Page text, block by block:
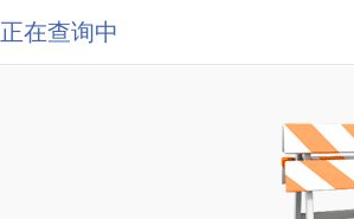
正在查询中